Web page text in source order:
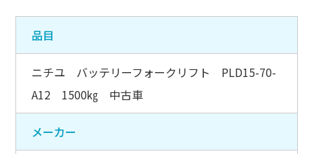
品目
ニチユ バッテリーフォークリフト PLD15-70-
A12 1500㎏ 中古車
メーカー